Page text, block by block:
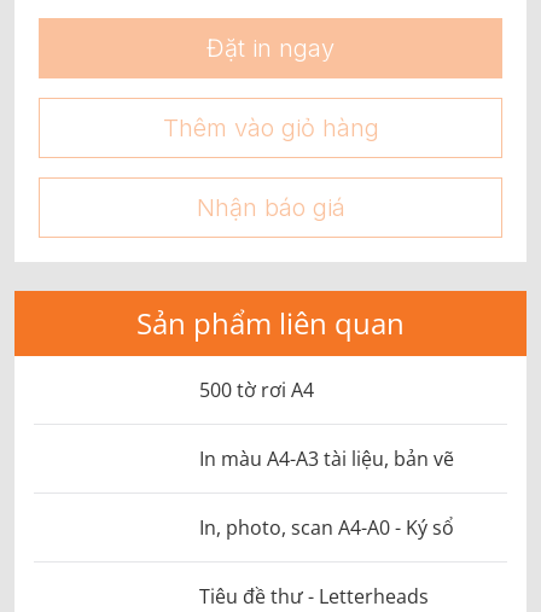
Đặt in ngay
Thêm vào giỏ hàng
Nhận báo giá
Sản phẩm liên quan
500 tờ rơi A4
In màu A4-A3 tài liệu, bản vẽ
In, photo, scan A4-A0 - Ký sổ
Tiêu đề thư - Letterheads